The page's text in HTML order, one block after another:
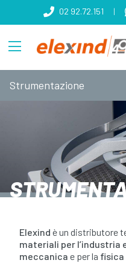
02 92.72.151 |
Strumentazione
Elexind è un distributore
materiali per l’industria
meccanica e per la fisica